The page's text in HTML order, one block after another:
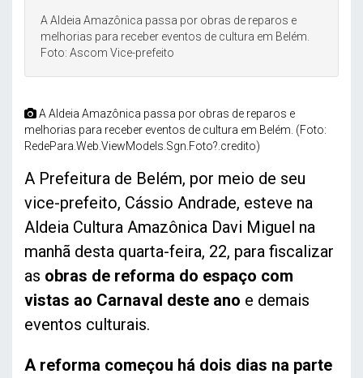
A Aldeia Amazônica passa por obras de reparos e
melhorias para receber eventos de cultura em Belém.
Foto: Ascom Vice-prefeito
A Aldeia Amazônica passa por obras de reparos e
melhorias para receber eventos de cultura em Belém. (Foto:
RedePara.Web.ViewModels.Sgn.Foto?.credito)
A Prefeitura de Belém, por meio de seu
vice-prefeito, Cássio Andrade, esteve na
Aldeia Cultura Amazônica Davi Miguel na
manhã desta quarta-feira, 22, para fiscalizar
as obras de reforma do espaço com
vistas ao Carnaval deste ano e demais
eventos culturais.
A reforma começou há dois dias na parte